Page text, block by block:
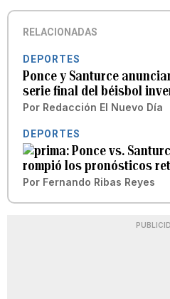
RELACIONADAS
DEPORTES
Ponce y Santurce
serie final del béisbol
Por Redacción El Nuevo Día
DEPORTES
Ponce vs.
rompió los pronósticos
Por Fernando Ribas Reyes